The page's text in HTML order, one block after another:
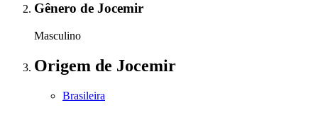
Gênero de Jocemir
Masculino
Origem de Jocemir
Brasileira